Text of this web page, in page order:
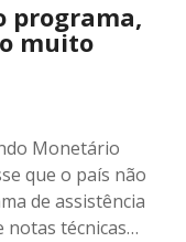
programa,
muito
Monetário
que o país não
de assistência
notas técnicas…